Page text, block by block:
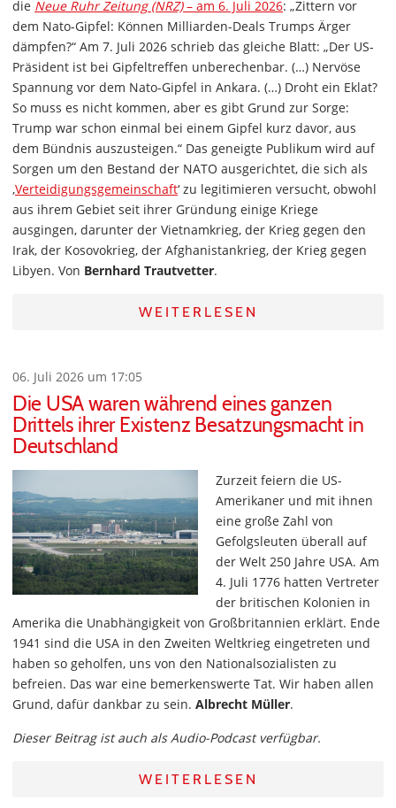
die Neue Ruhr Zeitung (NRZ)– am 6. Juli 2026: „Zittern vor
dem Nato-Gipfel: Können Milliarden-Deals Trumps Ärger
dämpfen?“ Am 7. Juli 2026 schrieb das gleiche Blatt: „Der US-
Präsident ist bei Gipfeltreffen unberechenbar. (…) Nervöse
Spannung vor dem Nato-Gipfel in Ankara. (…) Droht ein Eklat?
So muss es nicht kommen, aber es gibt Grund zur Sorge:
Trump war schon einmal bei einem Gipfel kurz davor, aus
dem Bündnis auszusteigen.“ Das geneigte Publikum wird auf
Sorgen um den Bestand der NATO ausgerichtet, die sich als
‚Verteidigungsgemeinschaft‘ zu legitimieren versucht, obwohl
aus ihrem Gebiet seit ihrer Gründung einige Kriege
ausgingen, darunter der Vietnamkrieg, der Krieg gegen den
Irak, der Kosovokrieg, der Afghanistankrieg, der Krieg gegen
Libyen. Von Bernhard Trautvetter.
WEITERLESEN
06. Juli 2026 um 17:05
Die USA waren während eines ganzen
Drittels ihrer Existenz Besatzungsmacht in
Deutschland
Zurzeit feiern die US-
Amerikaner und mit ihnen
eine große Zahl von
Gefolgsleuten überall auf
der Welt 250 Jahre USA. Am
4. Juli 1776 hatten Vertreter
der britischen Kolonien in
Amerika die Unabhängigkeit von Großbritannien erklärt. Ende
1941 sind die USA in den Zweiten Weltkrieg eingetreten und
haben so geholfen, uns von den Nationalsozialisten zu
befreien. Das war eine bemerkenswerte Tat. Wir haben allen
Grund, dafür dankbar zu sein. Albrecht Müller.
Dieser Beitrag ist auch als Audio-Podcast verfügbar.
WEITERLESEN